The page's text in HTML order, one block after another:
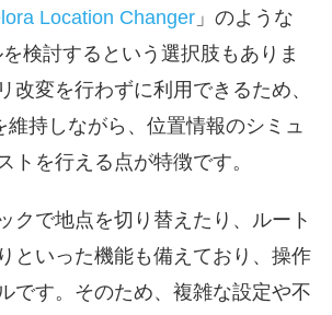
Location Changer 」のような
検討するという選択肢もありま
改変を行わずに利用できるため、
維持しながら、位置情報のシミュ
トを行える点が特徴です。
クで地点を切り替えたり、ルート
といった機能も備えており、操作
です。そのため、複雑な設定や不